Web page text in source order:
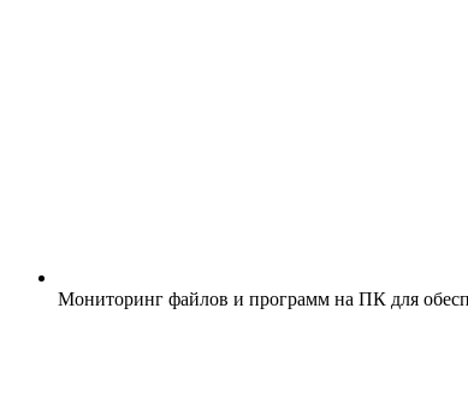
Мониторинг файлов и программ на ПК для